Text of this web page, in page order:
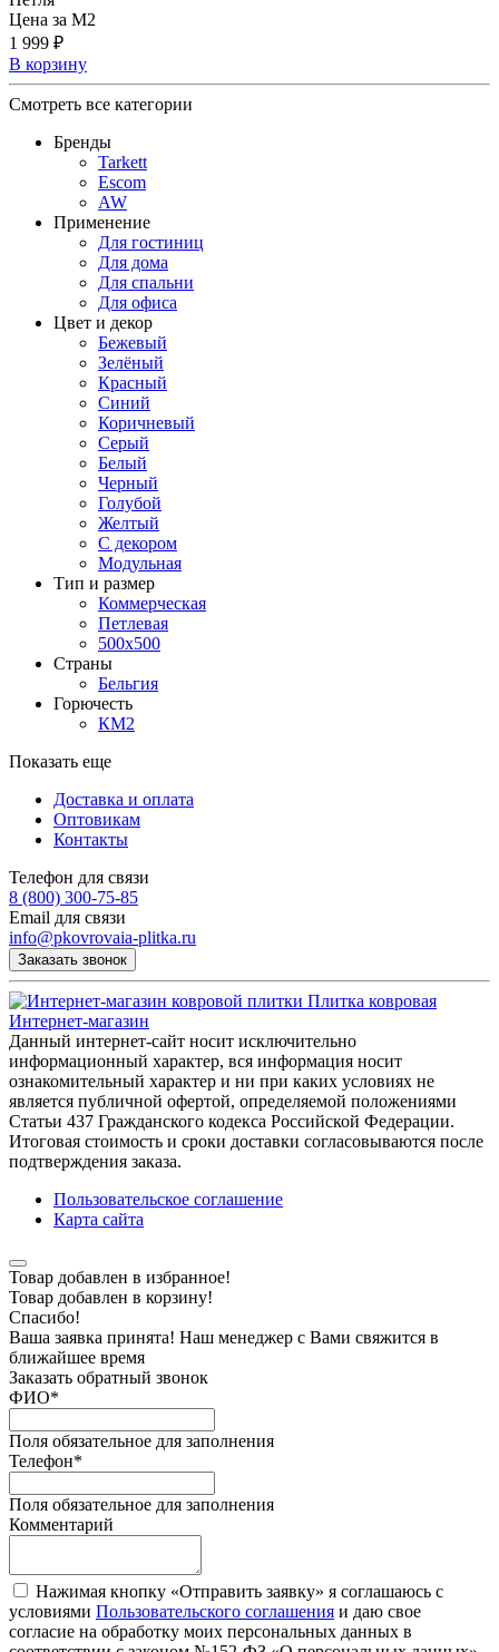
Цена за М2
1 999 ₽
В корзину
Смотреть все категории
Бренды
Tarkett
Escom
AW
Применение
Для гостиниц
Для дома
Для спальни
Для офиса
Цвет и декор
Бежевый
Зелёный
Красный
Синий
Коричневый
Серый
Белый
Черный
Голубой
Желтый
С декором
Модульная
Тип и размер
Коммерческая
Петлевая
500х500
Страны
Бельгия
Горючесть
КМ2
Показать еще
Доставка и оплата
Оптовикам
Контакты
Телефон для связи
8 (800) 300-75-85
Email для связи
info@pkovrovaia-plitka.ru
Заказать звонок
Плитка ковровая
Интернет-магазин
Данный интернет-сайт носит исключительно
информационный характер, вся информация носит
ознакомительный характер и ни при каких условиях не
является публичной офертой, определяемой положениями
Статьи 437 Гражданского кодекса Российской Федерации.
Итоговая стоимость и сроки доставки согласовываются после
подтверждения заказа.
Пользовательское соглашение
Карта сайта
Товар добавлен в избранное!
Товар добавлен в корзину!
Спасибо!
Ваша заявка принята! Наш менеджер с Вами свяжится в
ближайшее время
Заказать обратный звонок
ФИО*
Поля обязательное для заполнения
Телефон*
Поля обязательное для заполнения
Комментарий
Нажимая кнопку «Отправить заявку» я соглашаюсь с
условиями Пользовательского соглашения и даю свое
согласие на обработку моих персональных данных в